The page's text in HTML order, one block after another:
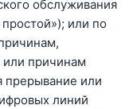
обслуживания
или по
или причинам
прерывание или
линий